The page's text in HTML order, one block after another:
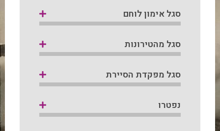
סגל אימון לוחם
סגל מהטירונות
סגל מפקדת הסיירת
נפטרו